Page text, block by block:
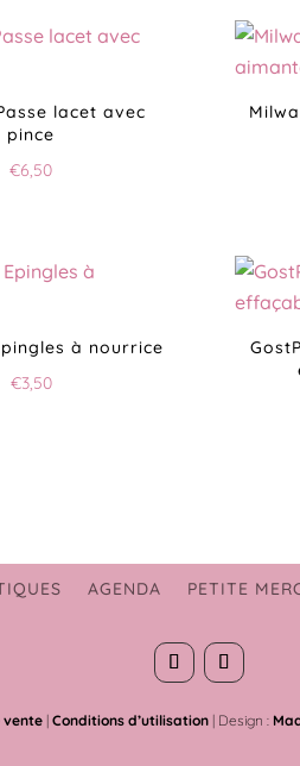
lacet avec
pince
€6,50
à nourrice
€3,50
AGENDA PETITE
vente| Conditions d’utilisation| Design :